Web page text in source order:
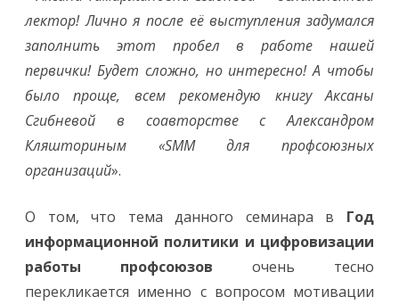
лектор! Лично я после её выступления задумался
заполнить этот пробел в работе нашей
первички! Будет сложно, но интересно! А чтобы
было проще, всем рекомендую книгу Аксаны
Сгибневой в соавторстве с Александром
Кляшториным «SMM для профсоюзных
организаций».
О том, что тема данного семинара в Год
информационной политики и цифровизации
работы профсоюзов очень тесно
перекликается именно с вопросом мотивации